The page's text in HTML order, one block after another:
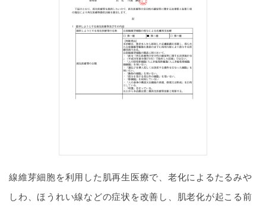
線維芽細胞を利用した肌再生医療で、老化によるたるみや
しわ、ほうれい線などの症状を改善し、肌老化が起こる前